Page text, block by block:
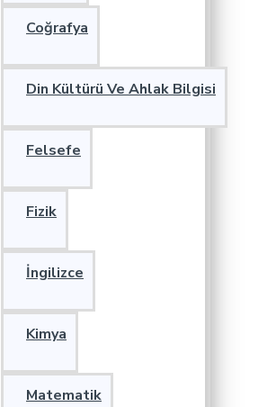
Coğrafya
Din Kültürü Ve Ahlak Bilgisi
Felsefe
Fizik
İngilizce
Kimya
Matematik